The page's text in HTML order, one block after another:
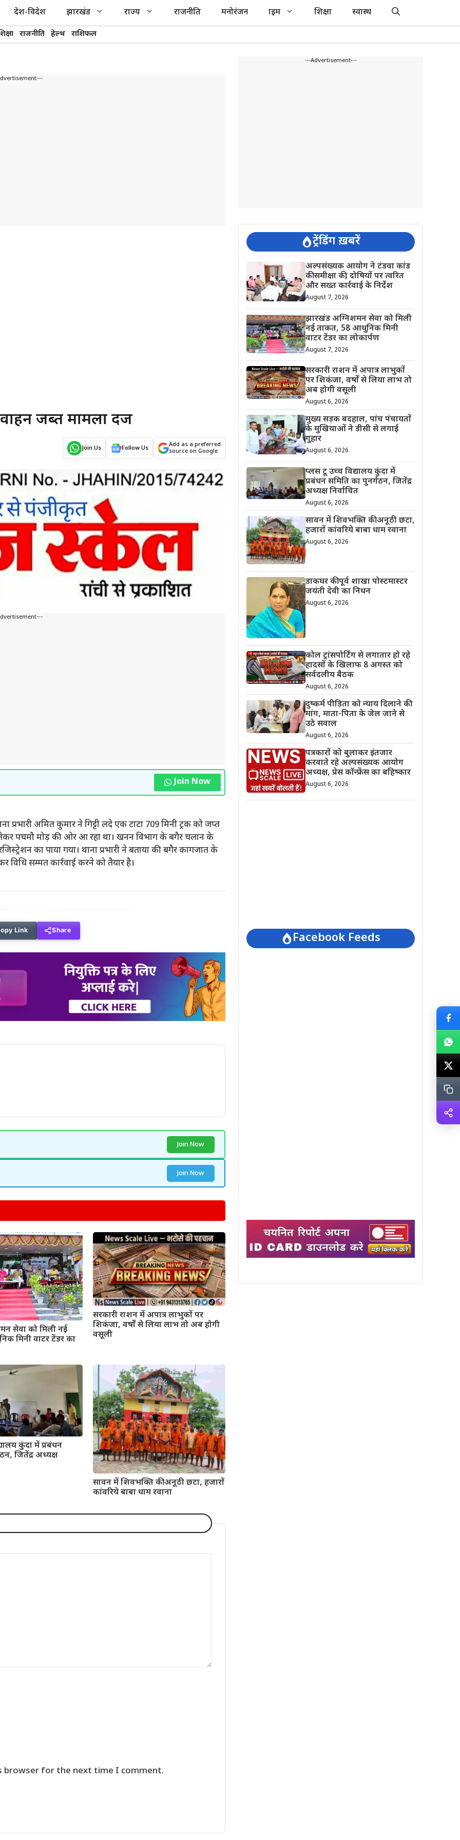
देश-विदेश झारखंड राज्य राजनीति मनोरंजन क्राइम शिक्षा स्वास्थ
राजनीति हेल्थ राशिफल
जब्त मामला दर्ज
Join Us Follow Us
Add as a preferred
source on Google
Join Now
प्रभारी अमित कुमार ने गिट्टी लदे एक टाटा 709 मिनी ट्रक को जप्त
लेकर पचमौ मोड़ की ओर आ रहा था। खनन विभाग के बगैर चलान के
का पाया गया। थाना प्रभारी ने बताया की बगैर कागजात के
सम्मत कार्रवाई करने को तैयार है।
Link Share
Join Now
Join Now
सेवा को मिली नई
मिनी वाटर टेंडर का
सरकारी राशन में अपात्र लाभुकों पर
शिकंजा, वर्षों से लिया लाभ तो अब होगी
वसूली
कुंदा में प्रबंधन
जितेंद्र अध्यक्ष
सावन में शिवभक्ति की अनूठी छटा, हजारों
कांवरिये बाबा धाम रवाना
browser for the next time I comment.
---Advertisement---
ट्रेंडिंग ख़बरें
अल्पसंख्यक आयोग ने टंडवा कांड
की समीक्षा की, दोषियों पर त्वरित
और सख्त कार्रवाई के निर्देश
August 7, 2026
झारखंड अग्निशमन सेवा को मिली
नई ताकत, 58 आधुनिक मिनी
वाटर टेंडर का लोकार्पण
August 7, 2026
सरकारी राशन में अपात्र लाभुकों
पर शिकंजा, वर्षों से लिया लाभ तो
अब होगी वसूली
August 6, 2026
मुख्य सड़क बदहाल, पांच पंचायतों
के मुखियाओं ने डीसी से लगाई
गुहार
August 6, 2026
प्लस टू उच्च विद्यालय कुंदा में
प्रबंधन समिति का पुनर्गठन, जितेंद्र
अध्यक्ष निर्वाचित
August 6, 2026
सावन में शिवभक्ति की अनूठी छटा,
हजारों कांवरिये बाबा धाम रवाना
August 6, 2026
डाकघर की पूर्व शाखा पोस्टमास्टर
जयंती देवी का निधन
August 6, 2026
कोल ट्रांसपोर्टिंग से लगातार हो रहे
हादसों के खिलाफ 8 अगस्त को
सर्वदलीय बैठक
August 6, 2026
दुष्कर्म पीड़िता को न्याय दिलाने की
मांग, माता-पिता के जेल जाने से
उठे सवाल
August 6, 2026
पत्रकारों को बुलाकर इंतजार
करवाते रहे अल्पसंख्यक आयोग
अध्यक्ष, प्रेस कॉन्फ्रेंस का बहिष्कार
August 6, 2026
Facebook Feeds